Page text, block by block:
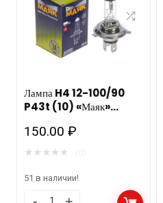
Лампа H4 12-100/90
P43t (10) «Маяк»
150.00₽
★ ★ ★ ★ ★
51 в наличии!